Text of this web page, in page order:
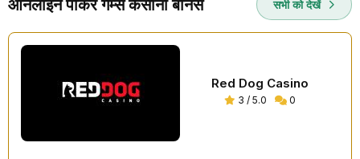
ऑनलाइन पोकर गेम्स कैसीनो बोनस सभी को देखें
Red Dog Casino
3 / 5.0 0